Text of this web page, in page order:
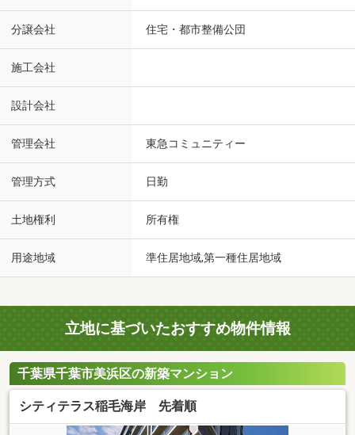
分譲会社 住宅・都市整備公団
施工会社
設計会社
管理会社 東急コミュニティー
管理方式 日勤
土地権利 所有権
用途地域 準住居地域,第一種住居地域
立地に基づいたおすすめ物件情報
千葉県千葉市美浜区の新築マンション
シティテラス稲毛海岸 先着順